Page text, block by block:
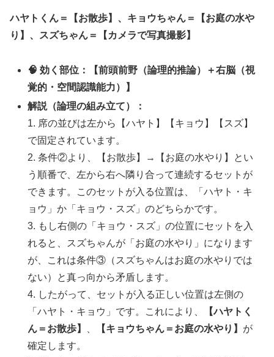
ハヤトくん＝【お散歩】、キョウちゃん＝【お庭の水や
り】、スズちゃん＝【カメラで写真撮影】
🧠 効く部位：【前頭前野（論理的推論）＋右脳（視
覚的・空間認識能力）】
解説（論理の組み立て）：
1. 席の並びは左から【ハヤト】【キョウ】【スズ】
で固定されています。
2. 条件②より、【お散歩】→【お庭の水やり】とい
う順番で、左から右へ隣り合って連続するセットが
できます。このセットが入る位置は、「ハヤト・キ
ョウ」か「キョウ・スズ」のどちらかです。
3. もし右側の「キョウ・スズ」の位置にセットを入
れると、スズちゃんが「お庭の水やり」になります
が、これは条件③（スズちゃんはお庭の水やりでは
ない）と真っ向から矛盾します。
4. したがって、セットが入る正しい位置は左側の
「ハヤト・キョウ」です。これにより、
【ハヤトく
ん＝お散歩】
、 【キョウちゃん＝お庭の水やり】 が
確定します。